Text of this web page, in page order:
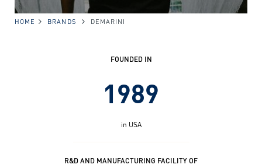
FOUNDED IN
1989
in USA
R&D AND MANUFACTURING FACILITY OF
HOME BRANDS DEMARINI